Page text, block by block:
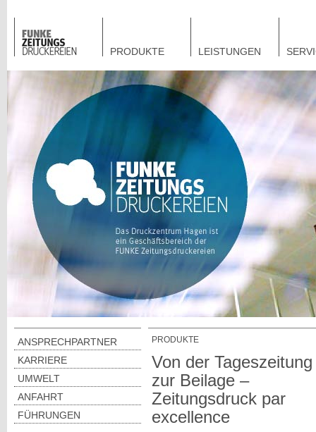
PRODUKTE LEISTUNGEN
ANSPRECHPARTNER
KARRIERE
UMWELT
ANFAHRT
FÜHRUNGEN
PRODUKTE
Von der
zur Beilage –
Zeitungsdruck par
excellence